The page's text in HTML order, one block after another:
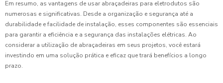
Em resumo, as vantagens de usar abraçadeiras para eletrodutos são
numerosas e significativas. Desde a organização e segurança até a
durabilidade e facilidade de instalação, esses componentes são essenciais
para garantir a eficiência e a segurança das instalações elétricas. Ao
considerar a utilização de abraçadeiras em seus projetos, você estará
investindo em uma solução prática e eficaz que trará benefícios a longo
prazo.